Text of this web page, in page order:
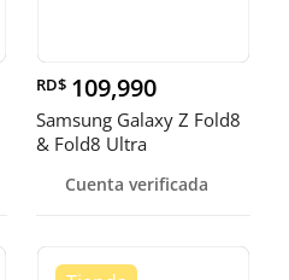
RD$ 109,990
Samsung Galaxy Z Fold8
& Fold8 Ultra
Cuenta verificada